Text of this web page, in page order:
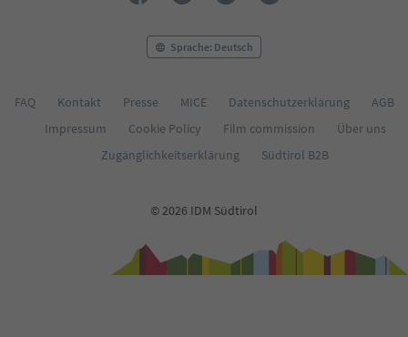
Sprache: Deutsch
FAQ Kontakt Presse MICE Datenschutzerklärung
AGB
Impressum
Cookie Policy Film commission
Über uns
Zugänglichkeitserklärung
Südtirol B2B
© 2026 IDM Südtirol